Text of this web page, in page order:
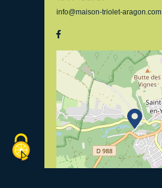
info@maison-triolet-aragon.com